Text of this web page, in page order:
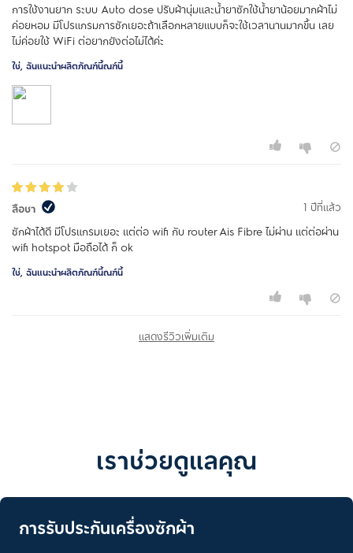
การใช้งานยาก ระบบ Auto dose ปรับผ้านุ่มและน้ำยาซักใช้น้ำยาน้อยมากผ้าไม่
ค่อยหอม มีโปรแกรมการซักเยอะถ้าเลือกหลายแบบก็จะใช้เวลานานมากขึ้น เลย
ไม่ค่อยใช้ WiFi ต่อยากยังต่อไม่ได้ค่ะ
ใช่, ฉันแนะนำผลิตภัณฑ์นี้ณฑ์นี้
ลือชา
1 ปีที่แล้ว
ซักผ้าได้ดี มีโปรแกรมเยอะ แต่ต่อ wifi กับ router Ais Fibre ไม่ผ่าน แต่ต่อผ่าน
wifi hotspot มือถือได้ ก็ ok
ใช่, ฉันแนะนำผลิตภัณฑ์นี้ณฑ์นี้
แสดงรีวิวเพิ่มเติม
เราช่วยดูแลคุณ
การรับประกันเครื่องซักผ้า